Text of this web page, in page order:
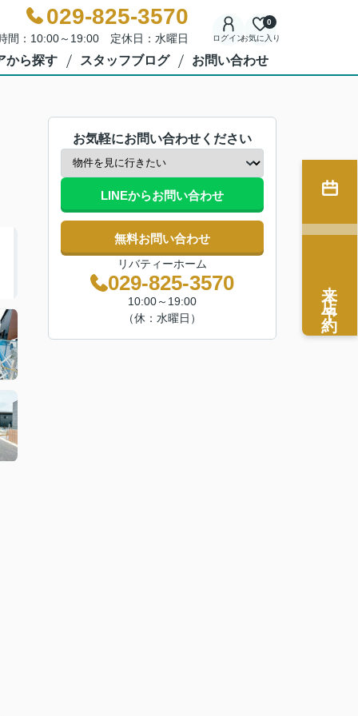
029-825-3570
間：10:00～19:00 定休日：水曜日 ログインお気に入り
0
から探す スタッフブログ お問い合わせ
お気軽にお問い合わせください
LINEからお問い合わせ
無料お問い合わせ
リバティーホーム
029-825-3570
10:00～19:00
（休：水曜日）
来店予約